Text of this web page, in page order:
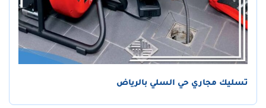
تسليك مجاري حي السلي بالرياض